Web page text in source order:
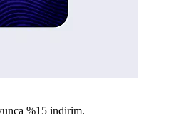
%15 indirim.